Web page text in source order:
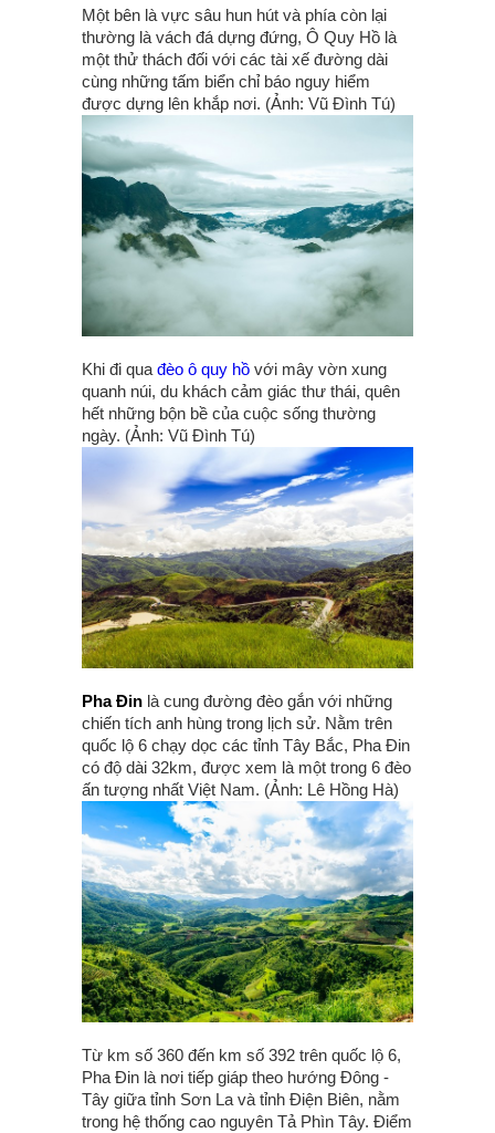
Một bên là vực sâu hun hút và phía còn lại
thường là vách đá dựng đứng, Ô Quy Hồ là
một thử thách đối với các tài xế đường dài
cùng những tấm biển chỉ báo nguy hiểm
được dựng lên khắp nơi. (Ảnh: Vũ Đình Tú)
Khi đi qua đèo ô quy hồ với mây vờn xung
quanh núi, du khách cảm giác thư thái, quên
hết những bộn bề của cuộc sống thường
ngày. (Ảnh: Vũ Đình Tú)
Pha Đin là cung đường đèo gắn với những
chiến tích anh hùng trong lịch sử. Nằm trên
quốc lộ 6 chạy dọc các tỉnh Tây Bắc, Pha Đin
có độ dài 32km, được xem là một trong 6 đèo
ấn tượng nhất Việt Nam. (Ảnh: Lê Hồng Hà)
Từ km số 360 đến km số 392 trên quốc lộ 6,
Pha Đin là nơi tiếp giáp theo hướng Đông -
Tây giữa tỉnh Sơn La và tỉnh Điện Biên, nằm
trong hệ thống cao nguyên Tả Phìn Tây. Điểm